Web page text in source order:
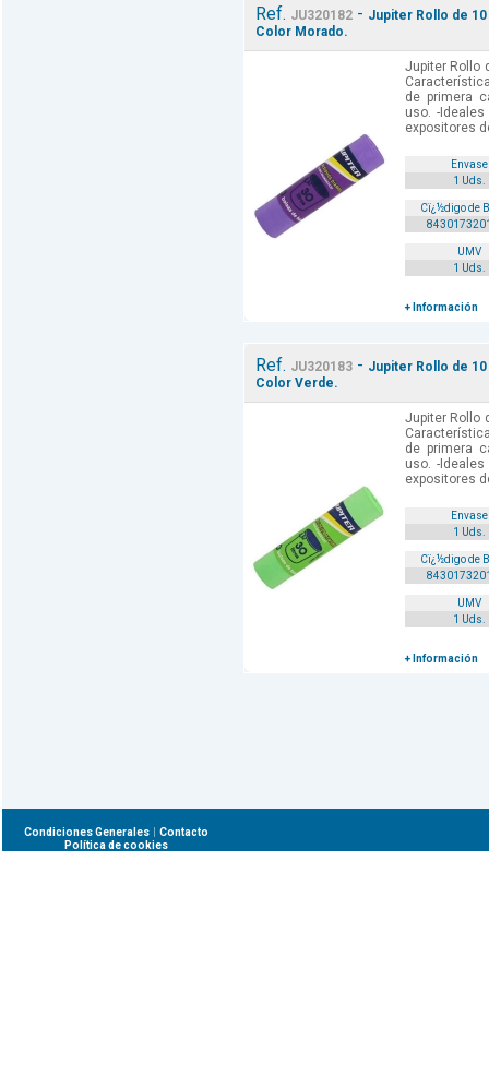
Ref. JU320182- Jupiter Rollo de
Color Morado.
Jupiter Rollo
de primera
uso. -
expositores
Envase
1 Uds.
Cï¿½digo de
UMV
1 Uds.
+ Información
Ref. JU320183- Jupiter Rollo de
Color Verde.
Jupiter Rollo
de primera
uso. -
expositores
Envase
1 Uds.
Cï¿½digo de
UMV
1 Uds.
+ Información
Condiciones Generales| Contacto
Política de cookies